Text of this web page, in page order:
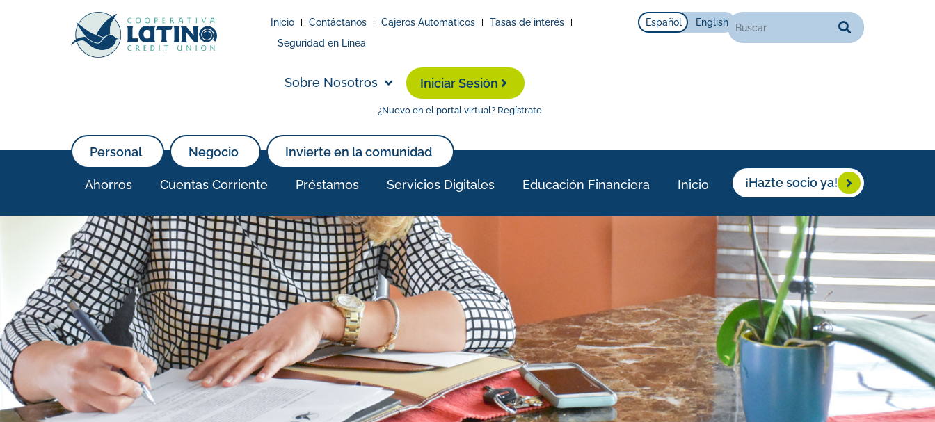
Inicio Contáctanos Cajeros Automáticos
Tasas de interés
Seguridad en Línea
Español English
Sobre Nosotros
¿Nuevo en el portal virtual? Regístrate
Iniciar Sesión
Personal
Ahorros Cuentas Corriente Préstamos Servicios Digitales Educación Financiera Inicio
Negocio Invierte en la comunidad
¡Hazte socio ya!